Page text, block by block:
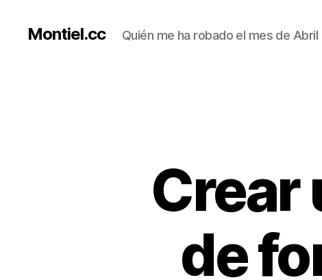
Montiel.cc Quién me ha robado el mes de Abril
Crear
de